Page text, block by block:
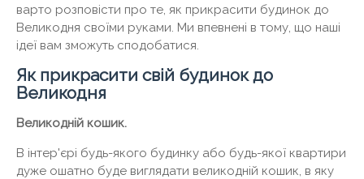
варто розповісти про те, як прикрасити будинок до
Великодня своїми руками. Ми впевнені в тому, що наші
ідеї вам зможуть сподобатися.
Як прикрасити свій будинок до
Великодня
Великодній кошик.
В інтер'єрі будь-якого будинку або будь-якої квартири
дуже ошатно буде виглядати великодній кошик, в яку